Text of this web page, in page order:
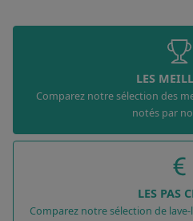
LES
Comparez notre sélection des
notés par
LES PAS
Comparez notre sélection de